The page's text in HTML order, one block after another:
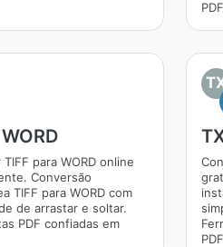
para WORD online
Conversão
TIFF para WORD com
de arrastar e soltar.
PDF confiadas em